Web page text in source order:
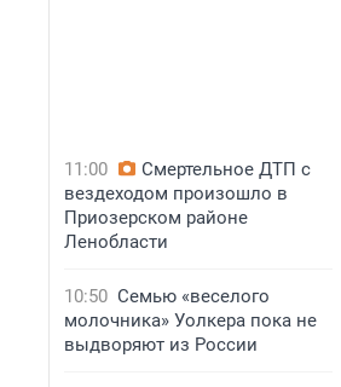
11:00
Смертельное ДТП с
вездеходом произошло в
Приозерском районе
Ленобласти
10:50 Семью «веселого
молочника» Уолкера пока не
выдворяют из России